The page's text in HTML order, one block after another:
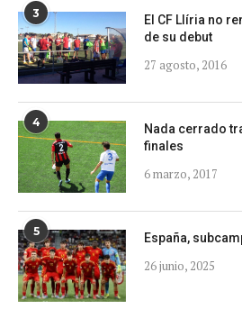
3
El CF Llíria no
de su debut
27 agosto, 2016
4
Nada cerrado
finales
6 marzo, 2017
5 España,
26 junio, 2025